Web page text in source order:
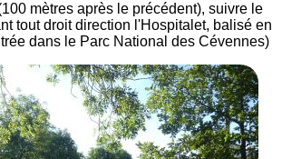
mètres après le précédent), suivre le
tout droit direction l'Hospitalet, balisé en
dans le Parc National des Cévennes)